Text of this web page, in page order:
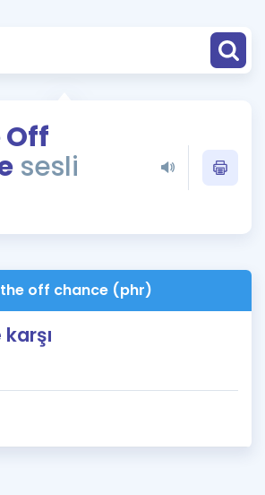
Takvimi
Off
sesli
off chance (phr)